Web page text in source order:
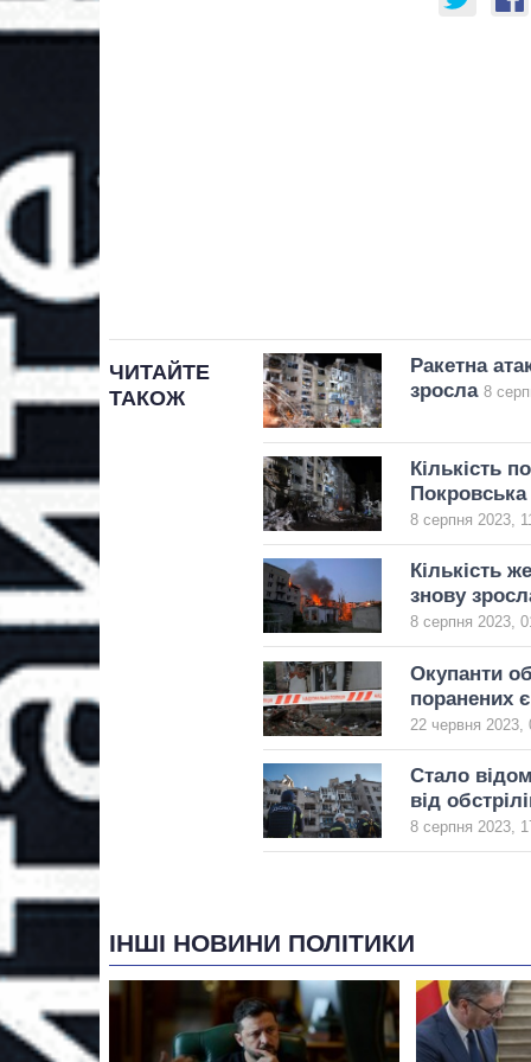
ЧИТАЙТЕ
ТАКОЖ
Ракетна
зросла 8
Кількість
8 серпня 2023,
Кількість
знову
8 серпня 2023,
Окупанти
поранених
22 червня 2023,
Стало
від
8 серпня 2023,
ІНШІ НОВИНИ ПОЛІТИКИ